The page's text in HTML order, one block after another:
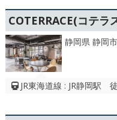
COTERRACE(コテラ
静岡県 静岡
JR東海道線 : JR静岡駅